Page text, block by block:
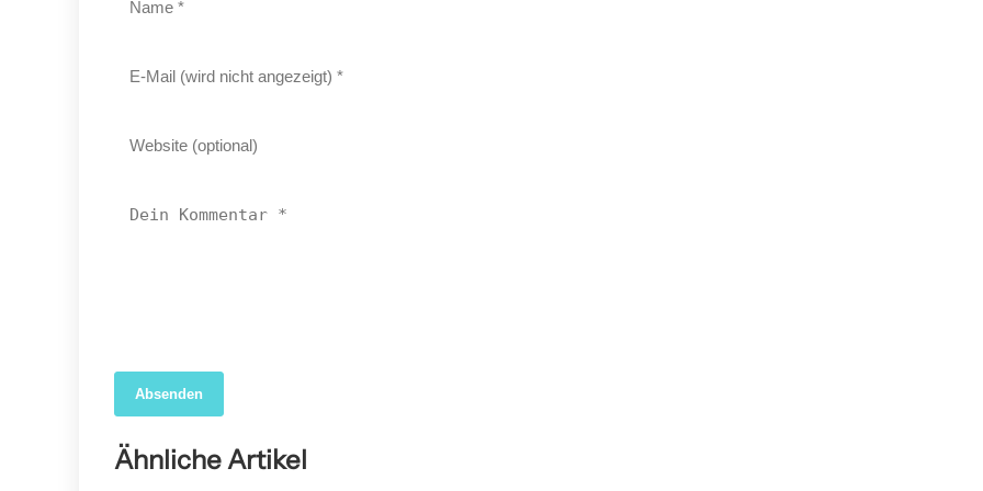
Absenden
Ähnliche Artikel
Forscher nutzen KI, um das wahre Ausmaß der